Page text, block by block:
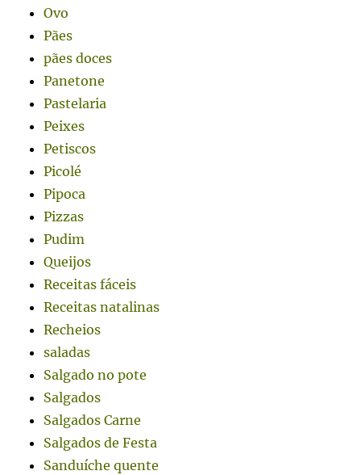
Ovo
Pães
pães doces
Panetone
Pastelaria
Peixes
Petiscos
Picolé
Pipoca
Pizzas
Pudim
Queijos
Receitas fáceis
Receitas natalinas
Recheios
saladas
Salgado no pote
Salgados
Salgados Carne
Salgados de Festa
Sanduíche quente